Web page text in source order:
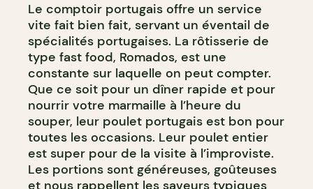
Le comptoir portugais offre un service
vite fait bien fait, servant un éventail de
spécialités portugaises. La rôtisserie de
type fast food, Romados, est une
constante sur laquelle on peut compter.
Que ce soit pour un dîner rapide et pour
nourrir votre marmaille à l’heure du
souper, leur poulet portugais est bon pour
toutes les occasions. Leur poulet entier
est super pour de la visite à l’improviste.
Les portions sont généreuses, goûteuses
et nous rappellent les saveurs typiques